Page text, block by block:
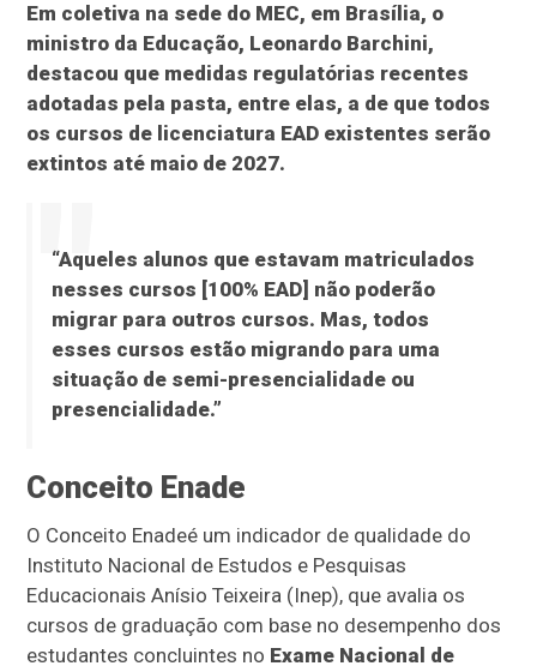
Em coletiva na sede do MEC, em Brasília, o
ministro da Educação, Leonardo Barchini,
destacou que medidas regulatórias recentes
adotadas pela pasta, entre elas, a de que todos
os cursos de licenciatura EAD existentes serão
extintos até maio de 2027.
“Aqueles alunos que estavam matriculados
nesses cursos [100% EAD] não poderão
migrar para outros cursos. Mas, todos
esses cursos estão migrando para uma
situação de semi-presencialidade ou
presencialidade.”
Conceito Enade
O Conceito Enadeé um indicador de qualidade do
Instituto Nacional de Estudos e Pesquisas
Educacionais Anísio Teixeira (Inep), que avalia os
cursos de graduação com base no desempenho dos
estudantes concluintes no Exame Nacional de